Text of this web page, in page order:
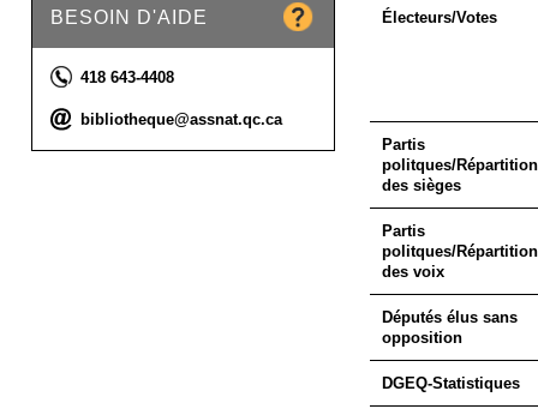
BESOIN D'AIDE
Téléphone :
418 643-4408
Courriel :
bibliotheque@assnat.qc.ca
Électeurs/Votes
Partis
politques/Répartition
des sièges
Partis
politques/Répartition
des voix
Députés élus sans
opposition
DGEQ-Statistiques